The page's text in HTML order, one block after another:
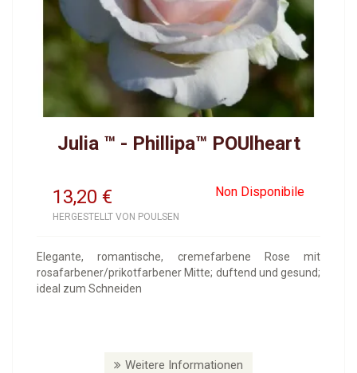
Julia ™ - Phillipa™ POUlheart
13,20 Non Disponibile
€
HERGESTELLT VON POULSEN
Elegante, romantische, cremefarbene Rose mit
rosafarbener/prikotfarbener Mitte; duftend und gesund;
ideal zum Schneiden
Weitere Informationen